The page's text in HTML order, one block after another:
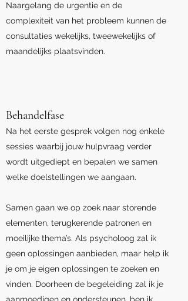
Naargelang de urgentie en de
complexiteit van het probleem kunnen de
consultaties wekelijks, tweewekelijks of
maandelijks plaatsvinden.
Behandelfase
Na het eerste gesprek volgen nog enkele
sessies waarbij jouw hulpvraag verder
wordt uitgediept en bepalen we samen
welke doelstellingen we aangaan.
Samen gaan we op zoek naar storende
elementen, terugkerende patronen en
moeilijke thema’s. Als psycholoog zal ik
geen oplossingen aanbieden, maar help ik
je om je eigen oplossingen te zoeken en
vinden. Doorheen de begeleiding zal ik je